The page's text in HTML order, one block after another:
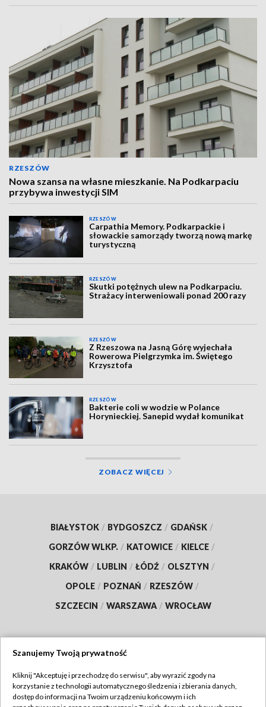
RZESZÓW
Nowa szansa na własne mieszkanie. Na Podkarpaciu
przybywa inwestycji SIM
RZESZÓW
Carpathia Memory. Podkarpackie i
słowackie samorządy tworzą nową markę
turystyczną
RZESZÓW
Skutki potężnych ulew na Podkarpaciu.
Strażacy interweniowali ponad 200 razy
RZESZÓW
Z Rzeszowa na Jasną Górę wyjechała
Rowerowa Pielgrzymka im. Świętego
Krzysztofa
RZESZÓW
Bakterie coli w wodzie w Polance
Horynieckiej. Sanepid wydał komunikat
ZOBACZ WIĘCEJ
BIAŁYSTOK / BYDGOSZCZ / GDAŃSK /
GORZÓW WLKP. / KATOWICE / KIELCE /
KRAKÓW / LUBLIN / ŁÓDŹ / OLSZTYN /
OPOLE / POZNAŃ / RZESZÓW /
SZCZECIN / WARSZAWA / WROCŁAW
TVP
Szanujemy Twoją prywatność
Kliknij "Akceptuję i przechodzę do serwisu", aby wyrazić zgody na
korzystanie z technologii automatycznego śledzenia i zbierania danych,
dostęp do informacji na Twoim urządzeniu końcowym i ich